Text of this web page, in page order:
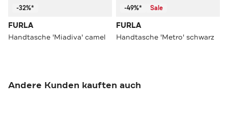
-32%*
FURLA
Handtasche 'Miadiva' camel
-49%* Sale
FURLA
Handtasche 'Metro' schwarz
Andere Kunden kauften auch